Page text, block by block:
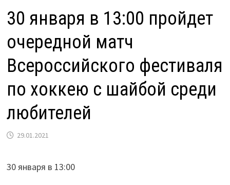
30 января в 13:00 пройдет
очередной матч
Всероссийского фестиваля
по хоккею с шайбой среди
любителей
29.01.2021
30 января в 13:00